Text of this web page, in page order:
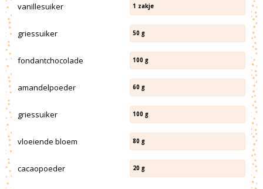
vanillesuiker 1 zakje
griessuiker 50 g
fondantchocolade 100 g
amandelpoeder 60 g
griessuiker 100 g
vloeiende bloem 80 g
cacaopoeder 20 g